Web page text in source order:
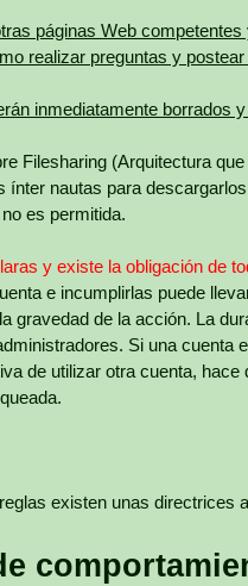
páginas Web
realizar preguntas y
inmediatamente borrados
Filesharing (Arquitectura
ínter nautas para
es permitida.
y existe la obligación de
e incumplirlas puede
gravedad de la acción. La
Si una cuenta
de utilizar otra cuenta,
existen unas directrices